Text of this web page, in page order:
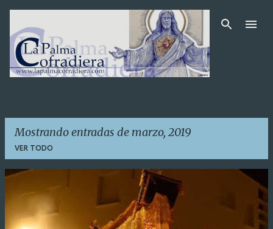
Ir al contenido principal
Mostrando entradas de marzo, 2019
VER TODO
n